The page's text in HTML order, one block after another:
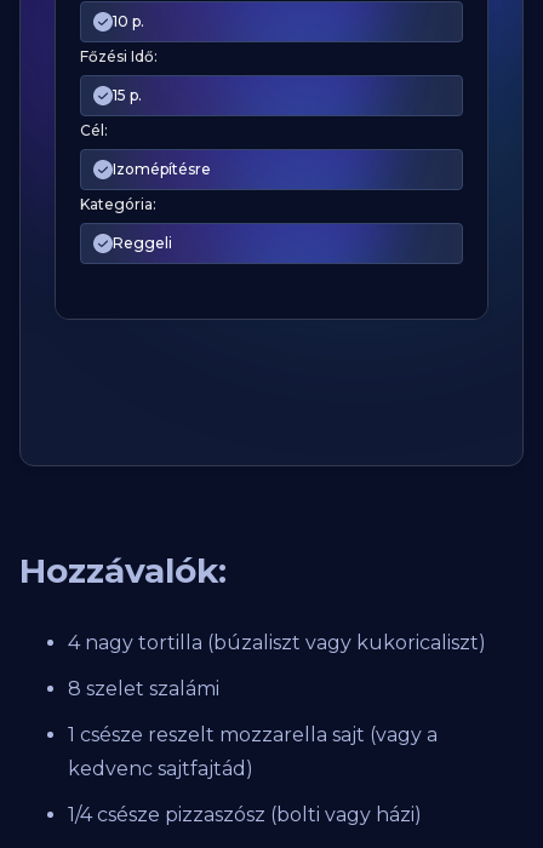
10 p.
Főzési Idő:
15 p.
Cél:
Izomépítésre
Kategória:
Reggeli
Hozzávalók:
4 nagy tortilla (búzaliszt vagy kukoricaliszt)
8 szelet szalámi
1 csésze reszelt mozzarella sajt (vagy a
kedvenc sajtfajtád)
1/4 csésze pizzaszósz (bolti vagy házi)